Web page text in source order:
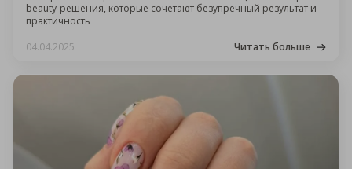
beauty-решения, которые сочетают безупречный результат и
практичность
04.04.2025
Читать больше